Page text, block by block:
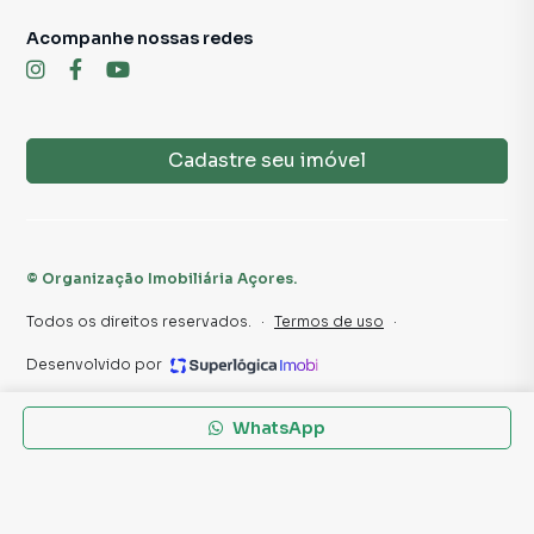
discutir os detalhes, não hesite em entrar em contato
conosco.
11 2291-3000
WhatsApp
Cadastre seu imóvel
Acompanhe nossas redes
© Organização Imobiliária Açores.
Todos os direitos reservados. · Termos de uso ·
Desenvolvido por